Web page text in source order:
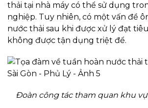
thải tại nhà máy có thể sử dụng
nghiệp. Tuy nhiên, có một vấn đề
nước thải sau khi được xử lý đạt
không được tận dụng triệt để.
Đoàn công tác tham quan khu